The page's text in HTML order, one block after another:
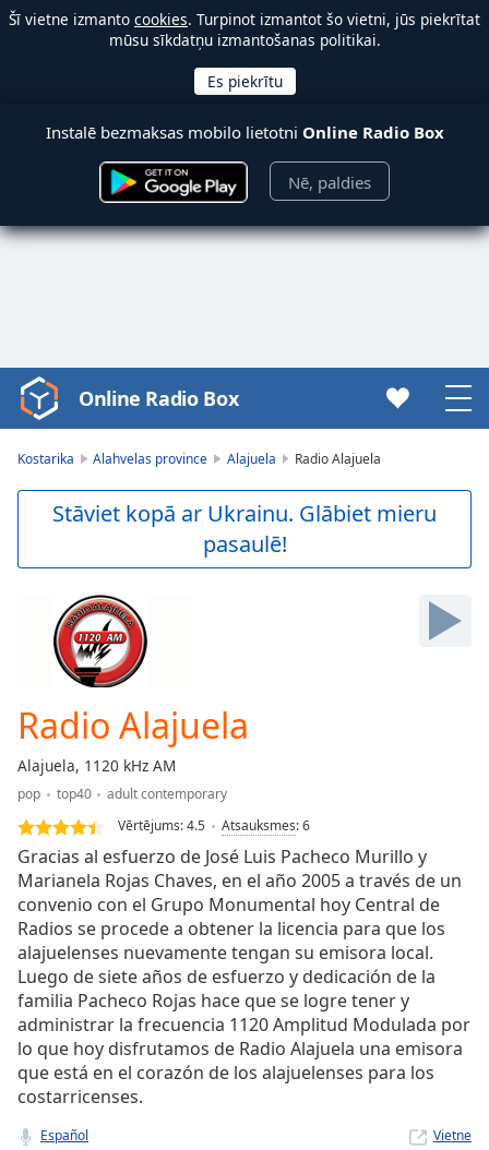
Šī vietne izmanto cookies. Turpinot izmantot šo vietni, jūs piekrītat
mūsu sīkdatņu izmantošanas politikai.
Instalē bezmaksas mobilo lietotni Online Radio Box
Nē, paldies
Video
Player
Skip
Forward
Current
Loaded:
0.00%
Stream
Type
LIVE
Seek to
live,
currently
behind
liveLIVE
Remaining
Time-
Playback
Rate
Chapters
Online Radio Box
Kostarika Alahvelas province Alajuela Radio Alajuela
Stāviet kopā ar Ukrainu. Glābiet mieru
pasaulē!
Radio Alajuela
Alajuela, 1120 kHz AM
pop top40
adult contemporary
Vērtējums:4.5 Atsauksmes:6
Gracias al esfuerzo de José Luis Pacheco Murillo y
Marianela Rojas Chaves, en el año 2005 a través de un
convenio con el Grupo Monumental hoy Central de
Radios se procede a obtener la licencia para que los
alajuelenses nuevamente tengan su emisora local.
Luego de siete años de esfuerzo y dedicación de la
familia Pacheco Rojas hace que se logre tener y
administrar la frecuencia 1120 Amplitud Modulada por
lo que hoy disfrutamos de Radio Alajuela una emisora
que está en el corazón de los alajuelenses para los
costarricenses.
Español Vietne